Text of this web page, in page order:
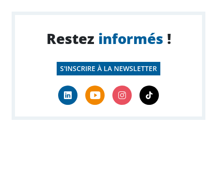
Restez informés !
S'INSCRIRE À LA NEWSLETTER